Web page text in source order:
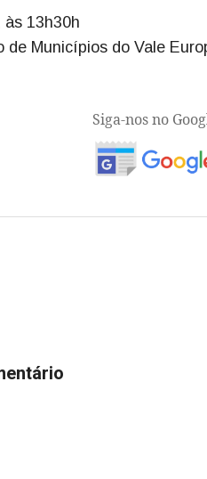
13h30h
de Municípios do Vale
Siga-nos no